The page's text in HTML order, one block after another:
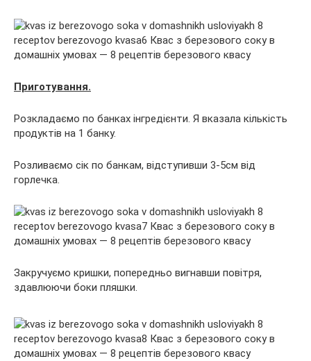
Приготування.
Розкладаємо по банках інгредієнти. Я вказала кількість
продуктів на 1 банку.
Розливаємо сік по банкам, відступивши 3-5см від
горлечка.
Закручуємо кришки, попередньо вигнавши повітря,
здавлюючи боки пляшки.